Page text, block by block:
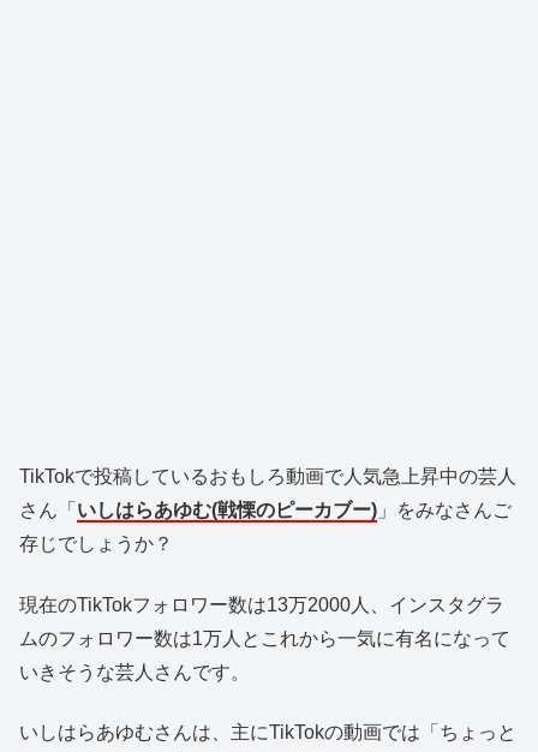
TikTokで投稿しているおもしろ動画で人気急上昇中の芸人
さん「 いしはらあゆむ(戦慄のピーカブー) 」をみなさんご
存じでしょうか？
現在のTikTokフォロワー数は13万2000人、インスタグラ
ムのフォロワー数は1万人とこれから一気に有名になって
いきそうな芸人さんです。
いしはらあゆむさんは、主にTikTokの動画では「ちょっと